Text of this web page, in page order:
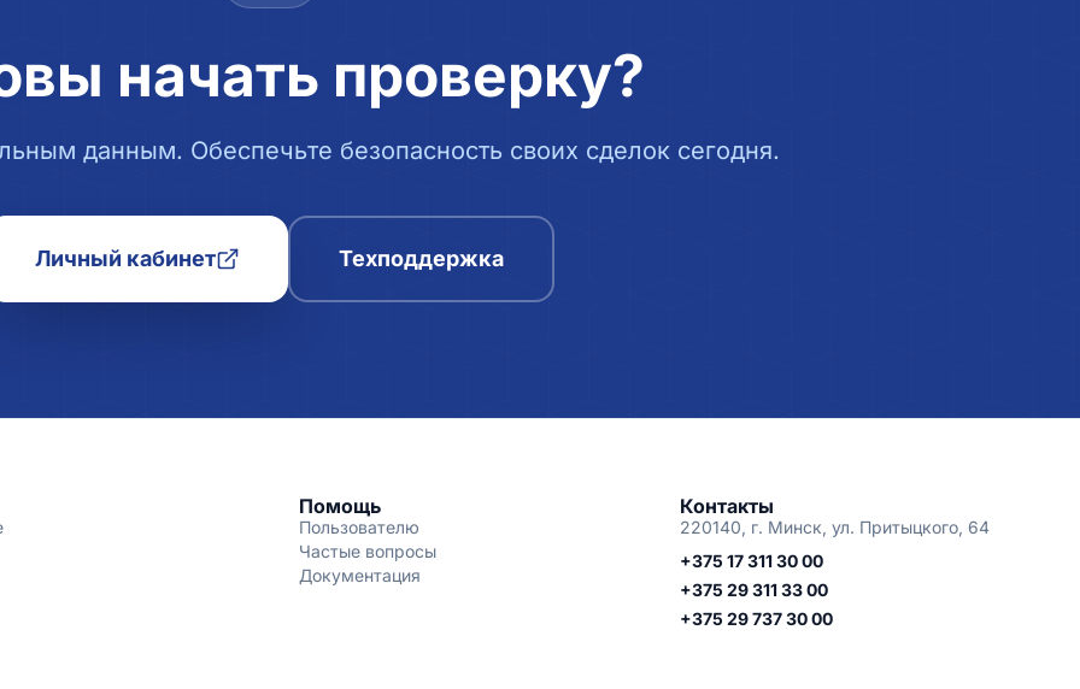
начать проверку?
данным. Обеспечьте безопасность своих сделок сегодня.
Личный кабинет Техподдержка
Помощь
Пользователю
Частые вопросы
Документация
Контакты
220140, г. Минск, ул. Притыцкого, 64
+375 17 311 30 00
+375 29 311 33 00
+375 29 737 30 00